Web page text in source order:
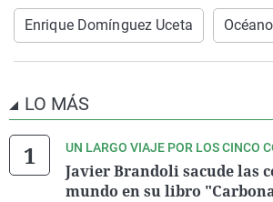
Enrique Domínguez Uceta
LO MÁS
UN LARGO VIAJE POR LOS CINCO
Javier Brandoli sacude las
mundo en su libro